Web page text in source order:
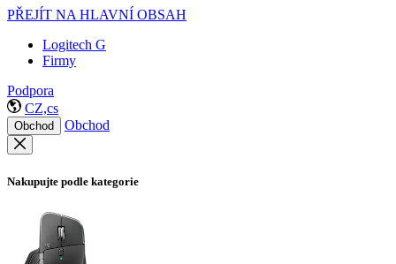
PŘEJÍT NA HLAVNÍ OBSAH
Logitech G
Firmy
Podpora
CZ,cs
Obchod Obchod
Nakupujte podle kategorie